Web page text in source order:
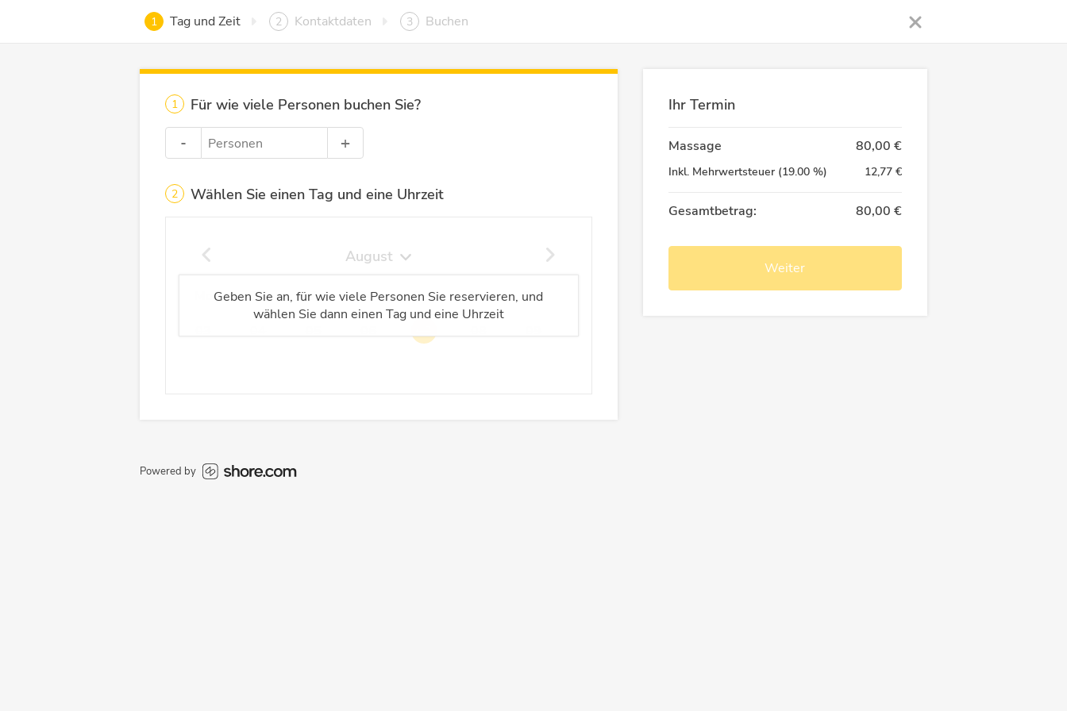
1 Tag und Zeit 2 Kontaktdaten 3 Buchen
1 Für wie viele Personen buchen Sie?
-
Personen
+
2 Wählen Sie einen Tag und eine Uhrzeit
Geben Sie an, für wie viele Personen Sie reservieren, und
wählen Sie dann einen Tag und eine Uhrzeit
August
Di Mi Do Fr Sa
So
Ihr Termin
Massage 80,00 €
Inkl. Mehrwertsteuer(19.00%) 12,77 €
Gesamtbetrag: 80,00 €
Weiter
Powered by